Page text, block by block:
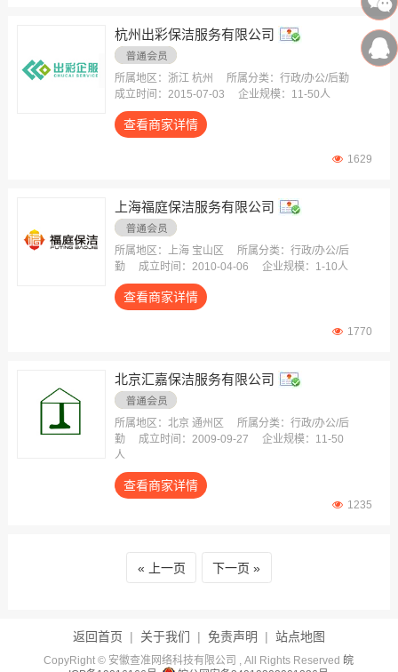
杭州出彩保洁服务有限公司
所属地区：浙江 杭州
所属分类：行政/办公/后勤
成立时间：2015-07-03
企业规模：11-50人
查看商家详情
1629
上海福庭保洁服务有限公司
所属地区：上海 宝山区
所属分类：行政/办公/后
勤
成立时间：2010-04-06 企业规模：1-10人
查看商家详情
1770
北京汇嘉保洁服务有限公司
所属地区：北京 通州区
所属分类：行政/办公/后
勤
成立时间：2009-09-27
企业规模：11-50
人
查看商家详情
1235
上一页 下一页
返回首页 | 关于我们 | 免责声明 | 站点地图
CopyRight © 安徽查准网络科技有限公司 , All Rights Reserved 皖